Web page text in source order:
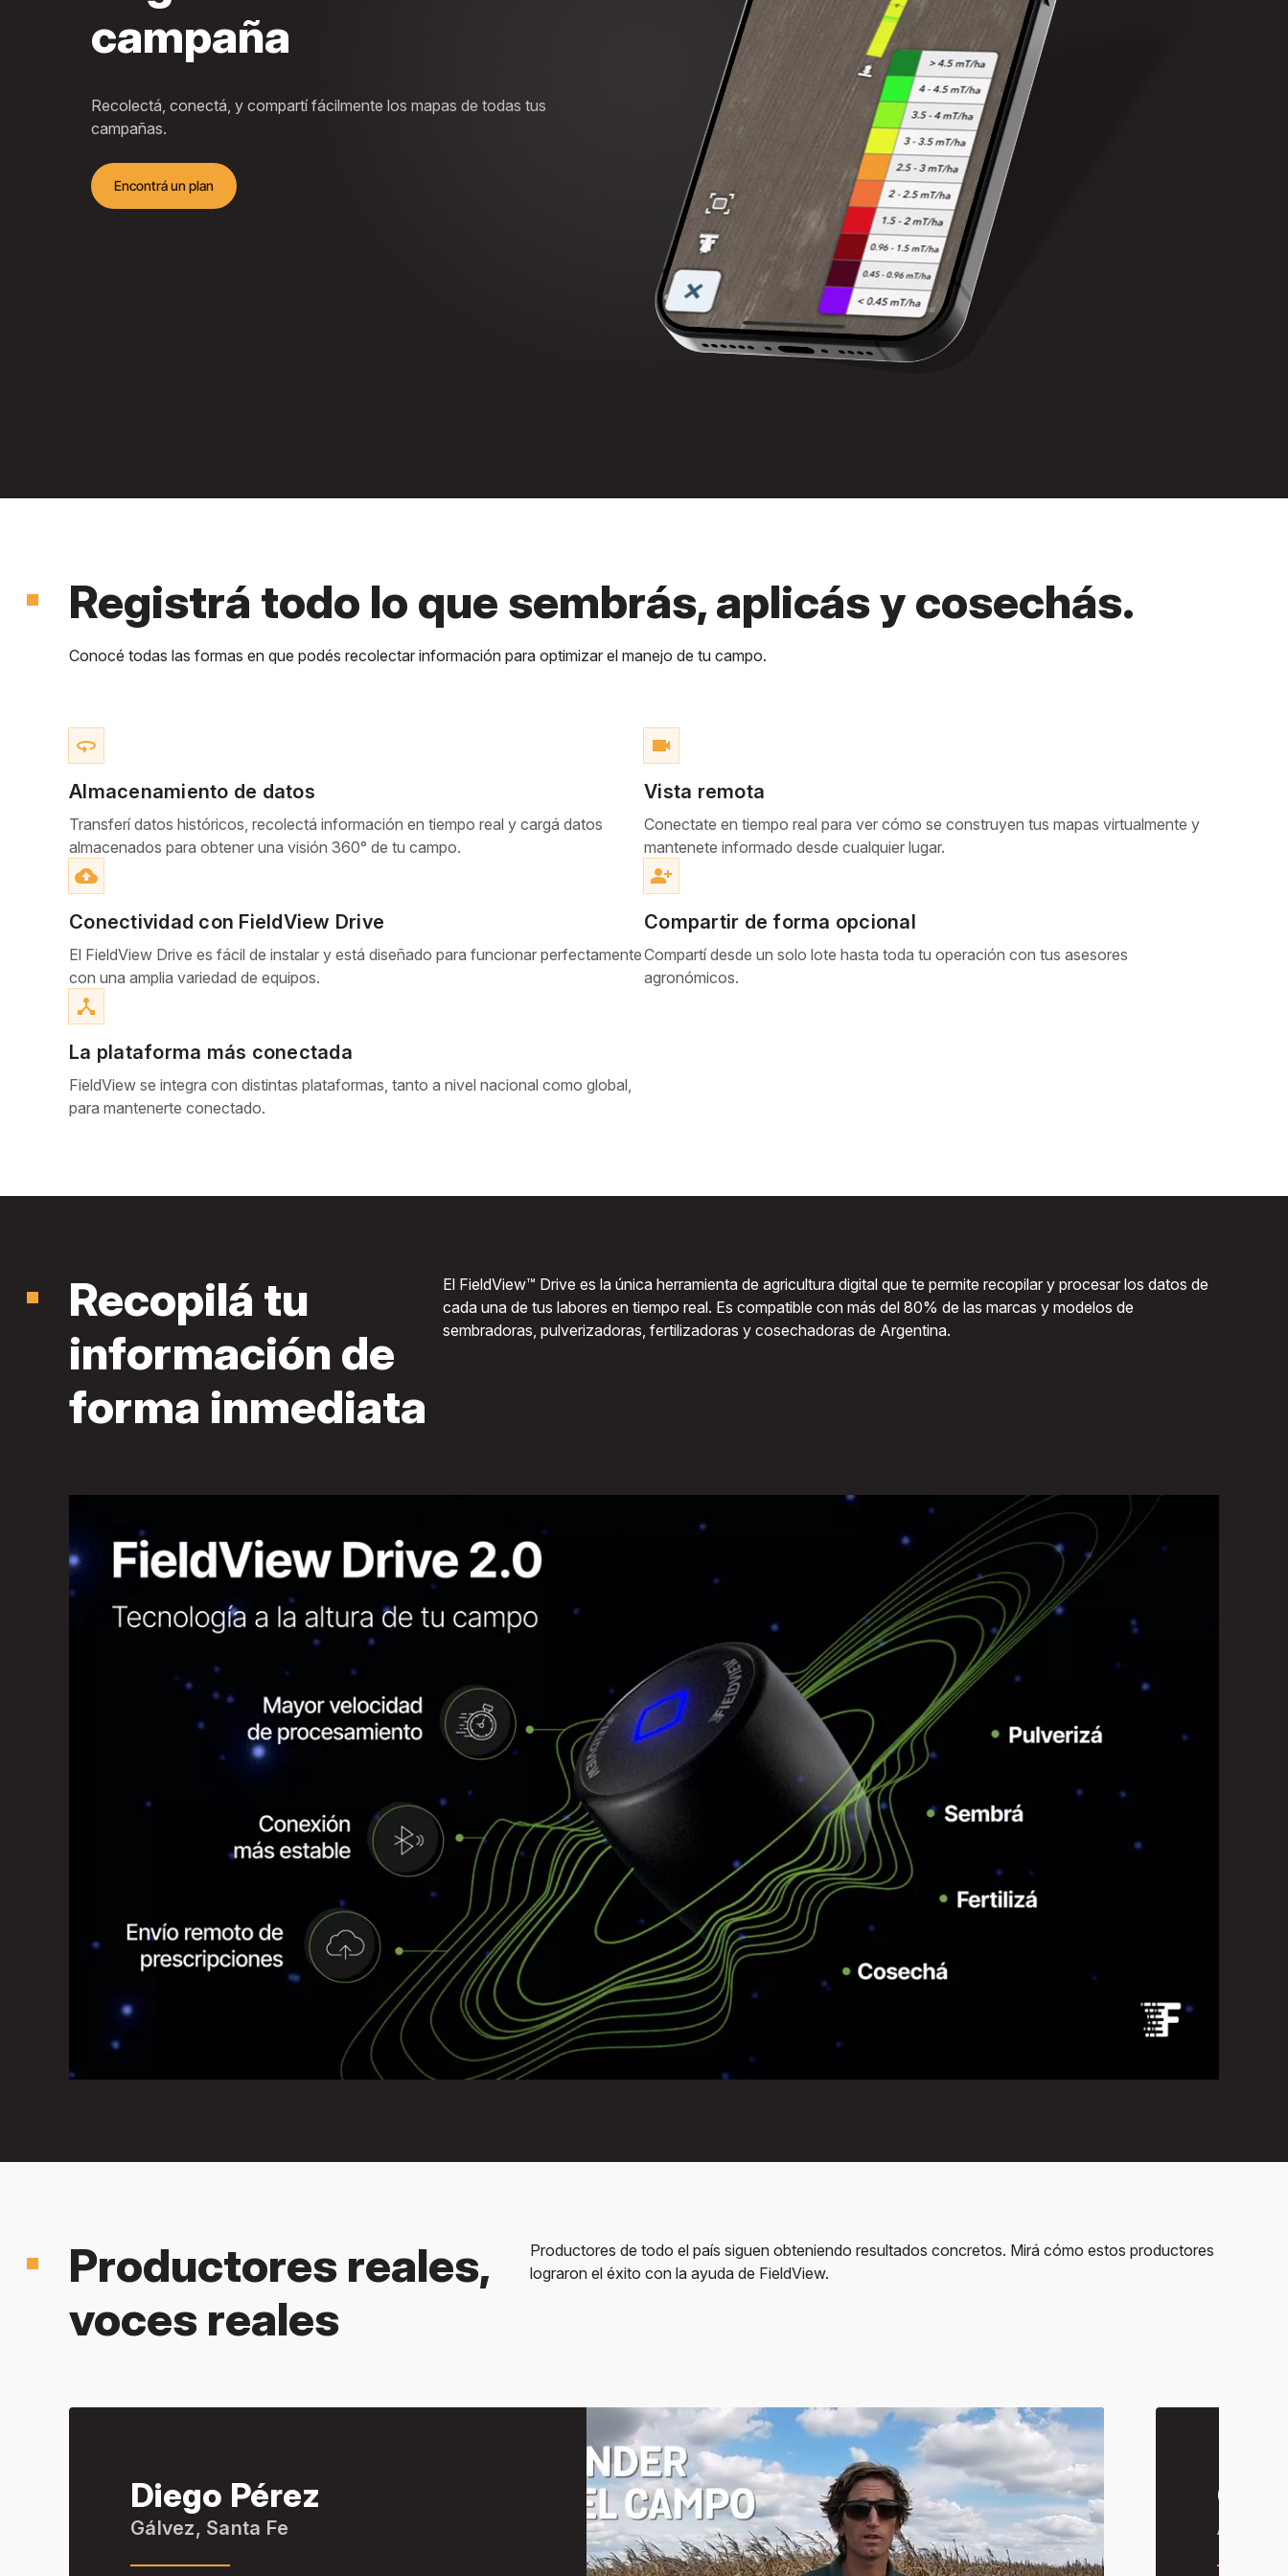
campaña
Recolectá, conectá, y compartí fácilmente los mapas de todas tus
campañas.
Encontrá un plan
Registrá todo lo que sembrás, aplicás y cosechás.
Conocé todas las formas en que podés recolectar información para optimizar el manejo de tu campo.
360
Almacenamiento de datos
Transferí datos históricos, recolectá información en tiempo real y cargá datos
almacenados para obtener una visión 360° de tu campo.
videocam
Vista remota
Conectate en tiempo real para ver cómo se construyen tus mapas virtualmente y
mantenete informado desde cualquier lugar.
cloud_upload
Conectividad con FieldView Drive
El FieldView Drive es fácil de instalar y está diseñado para funcionar perfectamente
con una amplia variedad de equipos.
person_add_alt
Compartir de forma opcional
Compartí desde un solo lote hasta toda tu operación con tus asesores
agronómicos.
device_hub
La plataforma más conectada
FieldView se integra con distintas plataformas, tanto a nivel nacional como global,
para mantenerte conectado.
Recopilá tu
información de
forma inmediata
El FieldView™ Drive es la única herramienta de agricultura digital que te permite recopilar y procesar los datos de
cada una de tus labores en tiempo real. Es compatible con más del 80% de las marcas y modelos de
sembradoras, pulverizadoras, fertilizadoras y cosechadoras de Argentina.
Productores reales,
voces reales
Productores de todo el país siguen obteniendo resultados concretos. Mirá cómo estos productores
lograron el éxito con la ayuda de FieldView.
Diego Pérez
Gálvez, Santa Fe